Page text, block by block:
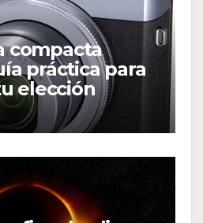
compacta
práctica para
elección